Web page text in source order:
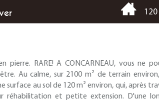
120
pierre. RARE! A CONCARNEAU, vous ne
Au calme, sur 2100 m² de terrain
surface au sol de 120 m² environ, qui, après
réhabilitation et petite extension. D'une